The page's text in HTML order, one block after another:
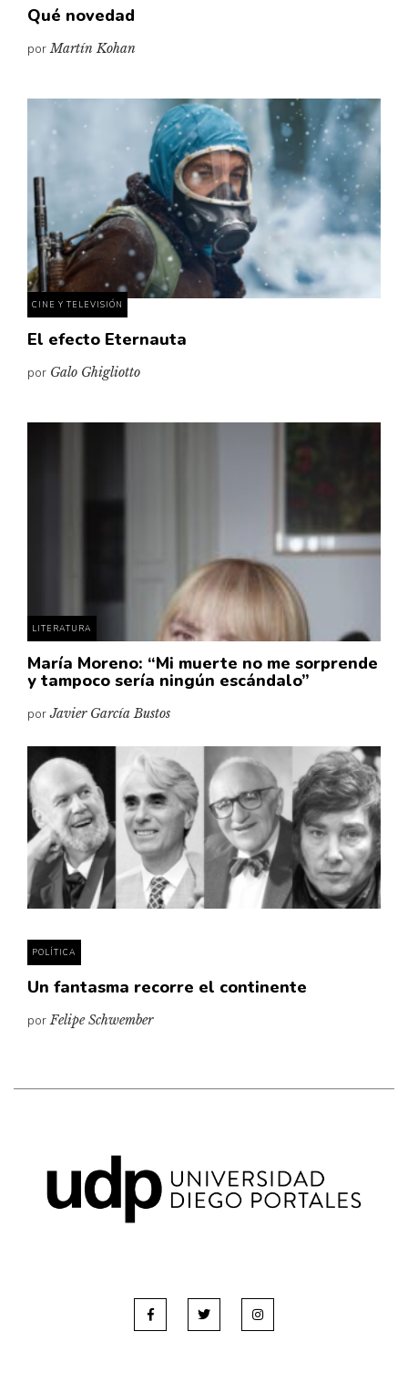
Qué novedad
porMartín Kohan
CINE Y TELEVISIÓN
El efecto Eternauta
por Galo Ghigliotto
LITERATURA
María Moreno: “Mi muerte no me sorprende
y tampoco sería ningún escándalo”
porJavier García Bustos
POLÍTICA
Un fantasma recorre el continente
porFelipe Schwember